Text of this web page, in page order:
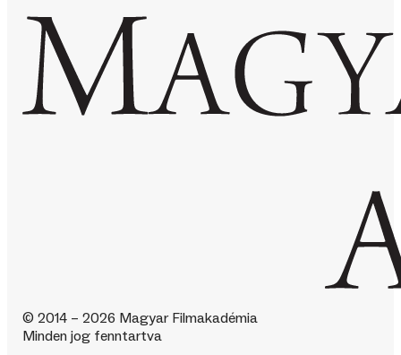
© 2014 – 2026 Magyar Filmakadémia
Minden jog fenntartva